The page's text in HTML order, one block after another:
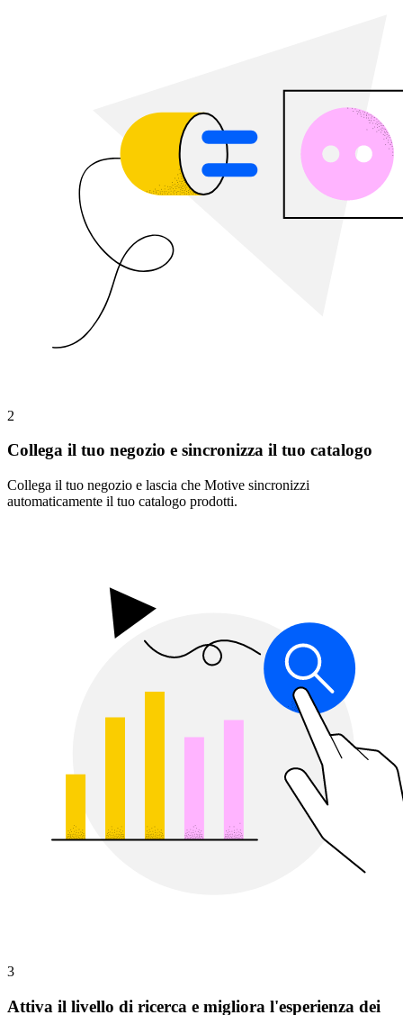
2
Collega il tuo negozio e sincronizza il tuo catalogo
Collega il tuo negozio e lascia che Motive sincronizzi
automaticamente il tuo catalogo prodotti.
3
Attiva il livello di ricerca e migliora l'esperienza dei